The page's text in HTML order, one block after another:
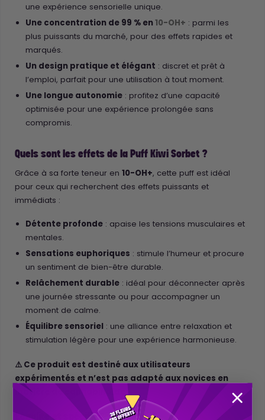
une expérience sensorielle unique.
Une concentration de 99 % en10-OH+ : parmi les
plus puissants du marché, pour des effets rapides et
marqués.
Un design pratique et élégant : discret et prêt à
l’emploi, parfait pour une utilisation à tout moment.
Une longue autonomie : profitez d’une capacité
optimisée pour une expérience prolongée sans
compromis.
Quels sont les effets de la Puff Kiwi Sorbet ?
Grâce à sa forte teneur en 10-OH+, cette puff est idéal
pour ceux qui recherchent des effets puissants et
immédiats :
Détente profonde : apaise les tensions musculaires et
mentales.
Sensations euphoriques : stimule l’humeur et procure
un sentiment de bien-être durable.
Relâchement durable : idéal pour déconnecter après
une journée stressante ou pour accompagner un
moment de calme.
Équilibre sensoriel : une alliance entre relaxation et
stimulation légère pour une expérience harmonieuse.
⚠️ Ce produit est destiné aux utilisateurs
expérimentés et n’est pas adapté aux novices en
matière de cannabinoïdes.
Légalité et spécificités du 10-OH+